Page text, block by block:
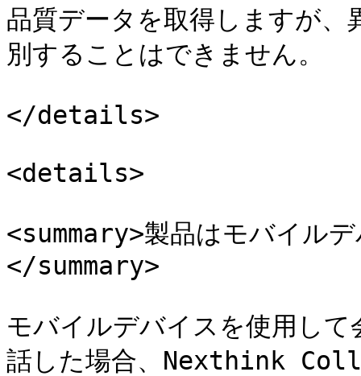
品質データを取得しますが
別することはできません。 ​
</details>
<details>
<summary>製品はモバイル
</summary>
モバイルデバイスを使用し
話した場合、Nexthink